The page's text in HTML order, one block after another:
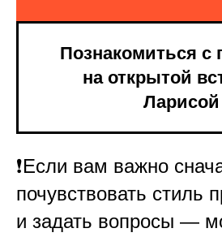
Познакомиться с
на открытой
Ларисой
❗️Если вам важно
почувствовать стиль
и задать вопросы —